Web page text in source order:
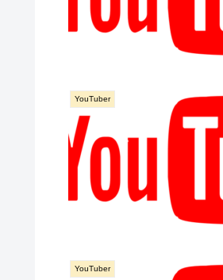
YouTuber
YouTuber